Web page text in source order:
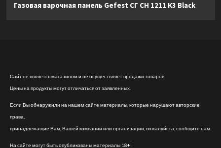
Газовая варочная панель Gefest СГ СН 1211 К3 Black
Сайт не является магазином и не осуществляет продажи товаров.
Цены на продукты могут отличаться от заявленных.
Если Вы обнаружили на нашем сайте материалы, которые нарушают авторские
права,
принадлежащие Вам, Вашей компании или организации, пожалуйста, сообщите нам.
На сайте могут быть опубликованы материалы 18+!